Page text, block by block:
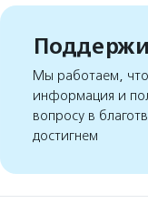
Мы работаем,
информация и
вопросу в
достигнем